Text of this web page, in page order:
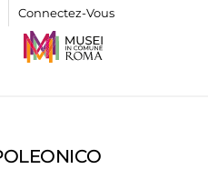
Connectez-Vous